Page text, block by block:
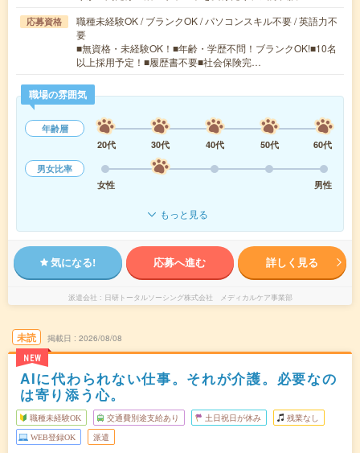
応募資格
職種未経験OK / ブランクOK / パソコンスキル不要 / 英語力不
要
■無資格・未経験OK！■年齢・学歴不問！ブランクOK!■10名
以上採用予定！■履歴書不要■社会保険完…
職場の雰囲気
年齢層
20代
30代 40代 50代
60代
男女比率
女性
男性
もっと見る
気になる! 応募へ進む 詳しく見る
派遣会社 日研トータルソーシング株式会社 メディカルケア事業部
未読
NEW
掲載日 2026/08/08
AIに代わられない仕事。それが介護。必要なの
は寄り添う心。
職種未経験OK 交通費別途支給あり 土日祝日が休み 残業なし
WEB登録OK 派遣